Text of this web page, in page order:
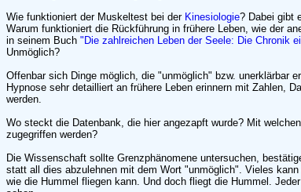
Wie funktioniert der Muskeltest bei der Kinesiologie? Dabei gibt
Warum funktioniert die Rückführung in frühere Leben, wie der
in seinem Buch "Die zahlreichen Leben der Seele: Die Chronik
Unmöglich?
Offenbar sich Dinge möglich, die "unmöglich" bzw. unerklärbar
Hypnose sehr detailliert an frühere Leben erinnern mit Zahlen,
werden.
Wo steckt die Datenbank, die hier angezapft wurde? Mit
zugegriffen werden?
Die Wissenschaft sollte Grenzphänomene untersuchen,
statt all dies abzulehnen mit dem Wort "unmöglich". Vieles
wie die Hummel fliegen kann. Und doch fliegt die Hummel.